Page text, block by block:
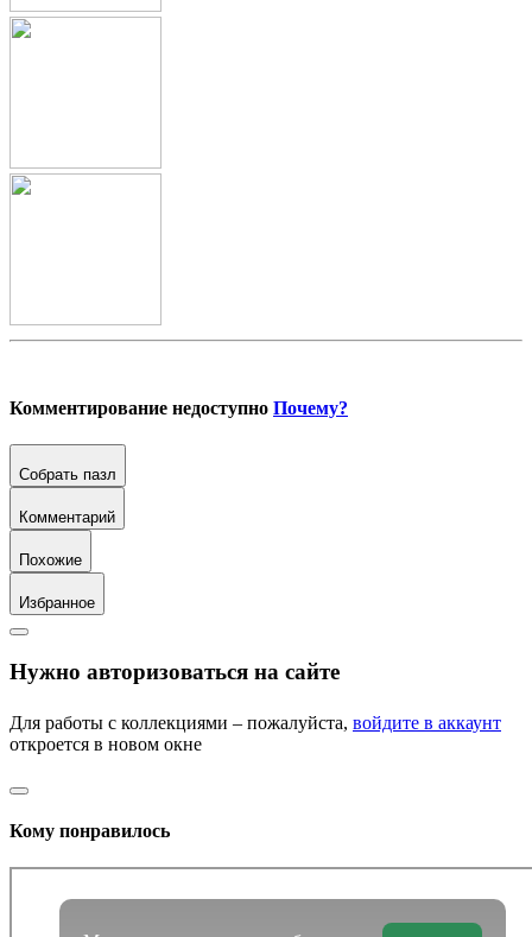
Комментирование недоступно Почему?
Собрать пазл
Комментарий
Похожие
Избранное
Нужно авторизоваться на сайте
Для работы с коллекциями – пожалуйста, войдите в аккаунт
откроется в новом окне
Кому понравилось